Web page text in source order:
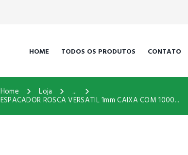
HOME TODOS OS PRODUTOS CONTATO
Home Loja
...
ESPACADOR ROSCA VERSATIL 1mm CAIXA COM 1000...